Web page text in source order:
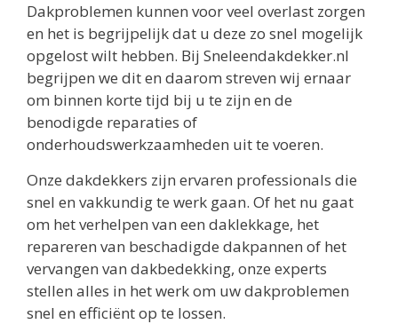
Dakproblemen kunnen voor veel overlast zorgen
en het is begrijpelijk dat u deze zo snel mogelijk
opgelost wilt hebben. Bij Sneleendakdekker.nl
begrijpen we dit en daarom streven wij ernaar
om binnen korte tijd bij u te zijn en de
benodigde reparaties of
onderhoudswerkzaamheden uit te voeren.
Onze dakdekkers zijn ervaren professionals die
snel en vakkundig te werk gaan. Of het nu gaat
om het verhelpen van een daklekkage, het
repareren van beschadigde dakpannen of het
vervangen van dakbedekking, onze experts
stellen alles in het werk om uw dakproblemen
snel en efficiënt op te lossen.